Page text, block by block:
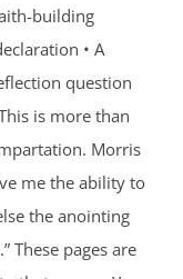
building
• A
question
is more than
Morris
me the ability to
the anointing
These pages are